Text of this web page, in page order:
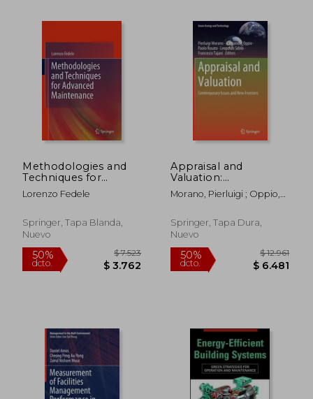
50%
dcto.
$ 5.409 50%
dcto.
Methodologies and
Techniques for
Advanced
Maintenance
Lorenzo Fedele
Springer, Tapa Blanda,
Nuevo
Appraisal and
Valuation:
Contemporary Issues
and New Frontiers
Morano, Pierluigi ; Oppio,
Springer, Tapa Dura,
Nuevo